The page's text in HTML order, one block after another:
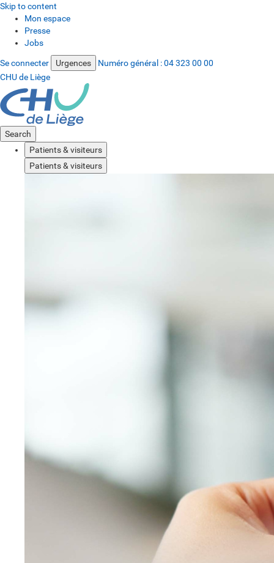
Skip to content
Mon espace
Presse
Jobs
Se connecter Urgences Numéro général :04 323 00 00
CHU de Liège
Search
Patients & visiteurs
Patients & visiteurs